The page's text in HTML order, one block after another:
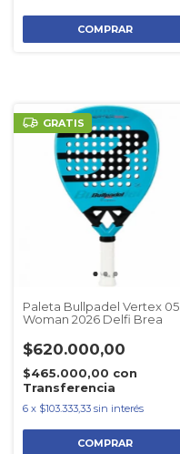
GRATIS
Paleta Bullpadel Vertex 05
Woman 2026 Delfi Brea
$620.000,00
$465.000,00 con
Transferencia
6 x $103.333,33 sin interés